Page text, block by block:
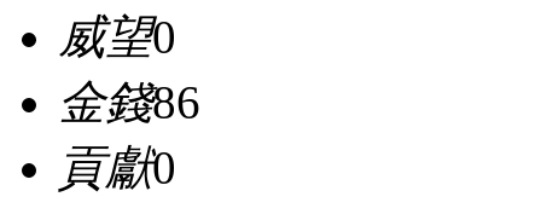
威望0
金錢86
貢獻0